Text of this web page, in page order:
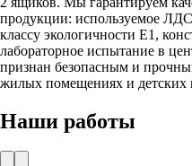
продукции: используемое
классу экологичности Е1,
лабораторное испытание в
признан безопасным и
жилых помещениях и детских
Наши работы